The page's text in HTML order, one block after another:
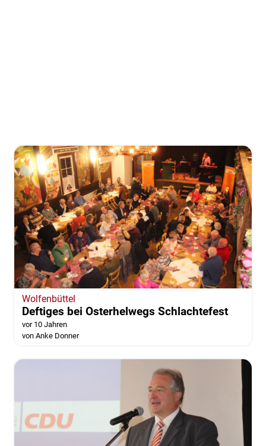
Wolfenbüttel
Deftiges bei Osterhelwegs Schlachtefest
vor 10 Jahren
von Anke Donner